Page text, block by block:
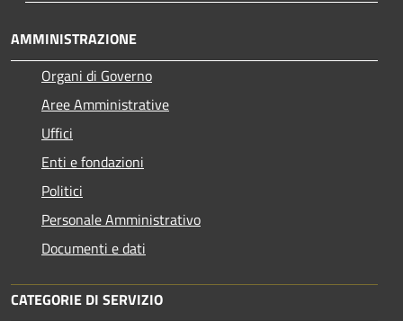
AMMINISTRAZIONE
Organi di Governo
Aree Amministrative
Uffici
Enti e fondazioni
Politici
Personale Amministrativo
Documenti e dati
CATEGORIE DI SERVIZIO